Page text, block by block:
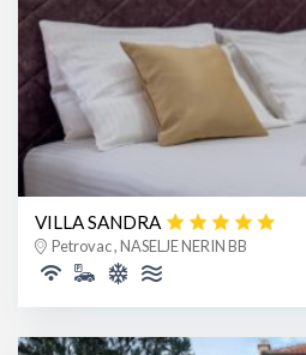
VILLA SANDRA
Petrovac , NASELJE NERIN BB